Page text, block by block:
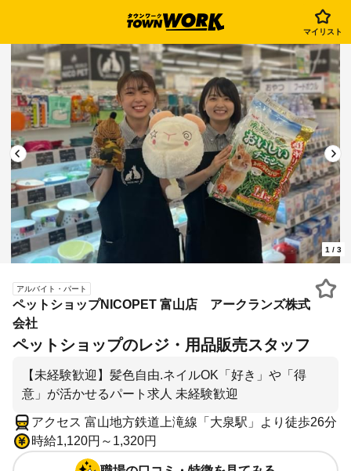
マイリスト
1 / 3
アルバイト・パート
ペットショップNICOPET 富山店 アークランズ株式
会社
ペットショップのレジ・用品販売スタッフ
【未経験歓迎】髪色自由.ネイルOK「好き」や「得
意」が活かせるパート求人 未経験歓迎
アクセス 富山地方鉄道上滝線「大泉駅」より徒歩26分
時給1,120円～1,320円